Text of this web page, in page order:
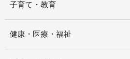
子育て・教育
健康・医療・福祉